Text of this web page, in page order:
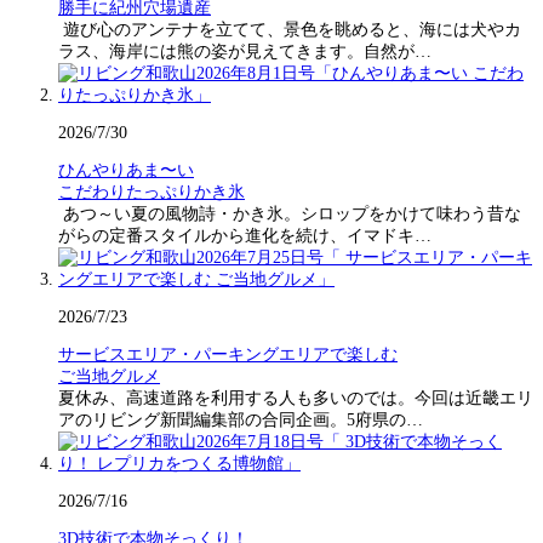
勝手に紀州穴場遺産
遊び心のアンテナを立てて、景色を眺めると、海には犬やカ
ラス、海岸には熊の姿が見えてきます。自然が…
2026/7/30
ひんやりあま〜い
こだわりたっぷりかき氷
あつ～い夏の風物詩・かき氷。シロップをかけて味わう昔な
がらの定番スタイルから進化を続け、イマドキ…
2026/7/23
サービスエリア・パーキングエリアで楽しむ
ご当地グルメ
夏休み、高速道路を利用する人も多いのでは。今回は近畿エリ
アのリビング新聞編集部の合同企画。5府県の…
2026/7/16
3D技術で本物そっくり！